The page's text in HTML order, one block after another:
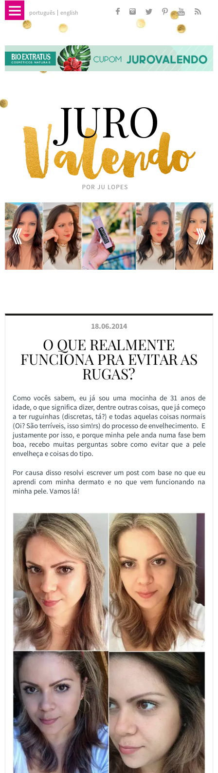
português english
18.06.2014
O QUE REALMENTE
FUNCIONA PRA EVITAR AS
RUGAS?
Como vocês sabem, eu já sou uma mocinha de 31 anos de
idade, o que significa dizer, dentre outras coisas, que já começo
a ter ruguinhas (discretas, tá?) e todas aquelas coisas normais
(Oi? São terríveis, isso sim!rs) do processo de envelhecimento. E
justamente por isso, e porque minha pele anda numa fase bem
boa, recebo muitas perguntas sobre como evitar que a pele
envelheça e coisas do tipo.
Por causa disso resolvi escrever um post com base no que eu
aprendi com minha dermato e no que vem funcionando na
minha pele. Vamos lá!